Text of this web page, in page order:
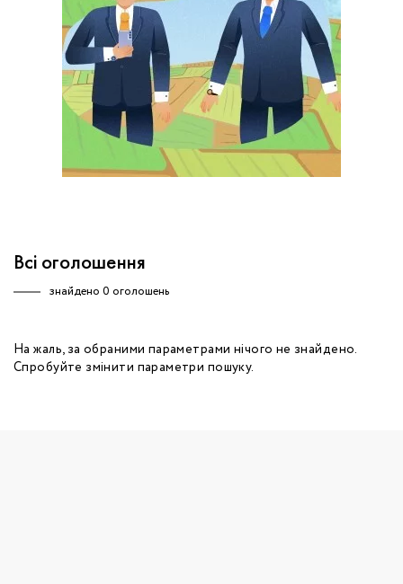
Всі оголошення
знайдено 0 оголошень
На жаль, за обраними параметрами нічого не знайдено.
Спробуйте змінити параметри пошуку.
Немає облікового запису?
Зареєструватися
УВІЙТИ
обробку персональних даних.
ЗАМОВИТИ КОНСУЛЬТАЦІЮ